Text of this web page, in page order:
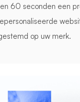
60 seconden een
op uw merk.